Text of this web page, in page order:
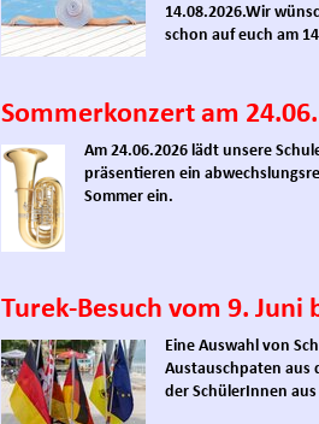
14.08.2026.Wir
schon auf euch am
Sommerkonzert am
Am 24.06.2026 lädt unsere
präsentieren ein
Sommer ein.
Turek-Besuch vom 9. Juni
Eine Auswahl von
Austauschpaten aus
der SchülerInnen